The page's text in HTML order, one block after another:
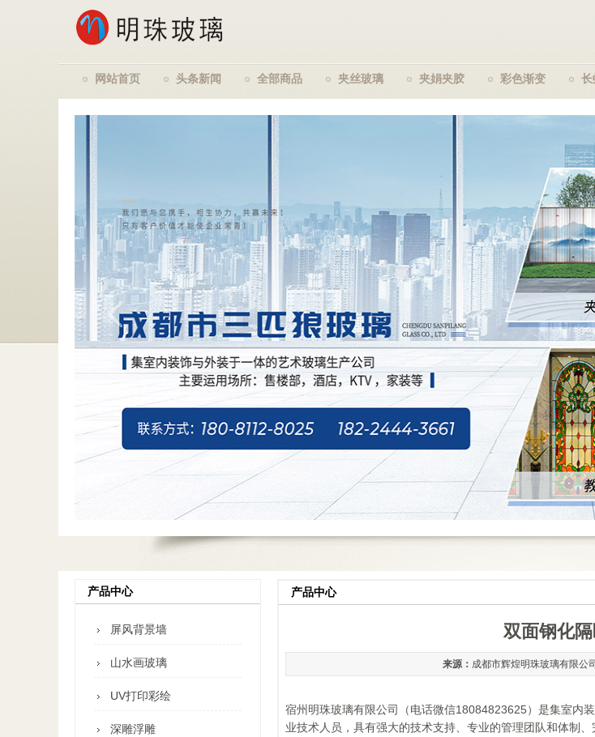
网站首页 头条新闻 全部商品 夹丝玻璃 夹娟夹胶 彩色渐变 长
产品中心
屏风背景墙
山水画玻璃
UV打印彩绘
深雕浮雕
产品中心
双面钢化
来源： 成都市辉煌明珠玻璃有限公司
宿州明珠玻璃有限公司（电话微信18084823625）是集室内
业技术人员，具有强大的技术支持、专业的管理团队和体制